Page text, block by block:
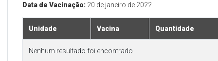
Data de Vacinação: 20 de janeiro de 2022
Unidade Vacina Quantidade
Nenhum resultado foi encontrado.